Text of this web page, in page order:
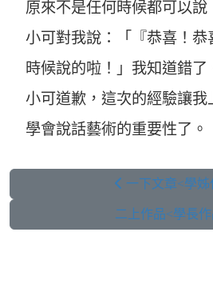
原來不是任何時候都可以說
小可對我說：「『恭喜！恭
時候說的啦！」我知道錯
小可道歉，這次的經驗讓我
學會說話藝術的重要性了。
一下文章<學姊
二上作品<學長